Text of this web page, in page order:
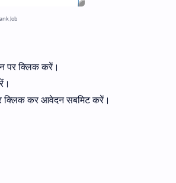
Job
पर क्लिक करें।
कर आवेदन सबमिट करें।